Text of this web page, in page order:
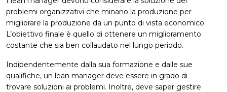
problemi organizzativi che minano la produzione per
migliorare la produzione da un punto di vista economico.
L’obiettivo finale è quello di ottenere un miglioramento
costante che sia ben collaudato nel lungo periodo.
Indipendentemente dalla sua formazione e dalle sue
qualifiche, un lean manager deve essere in grado di
trovare soluzioni ai problemi. Inoltre, deve saper gestire